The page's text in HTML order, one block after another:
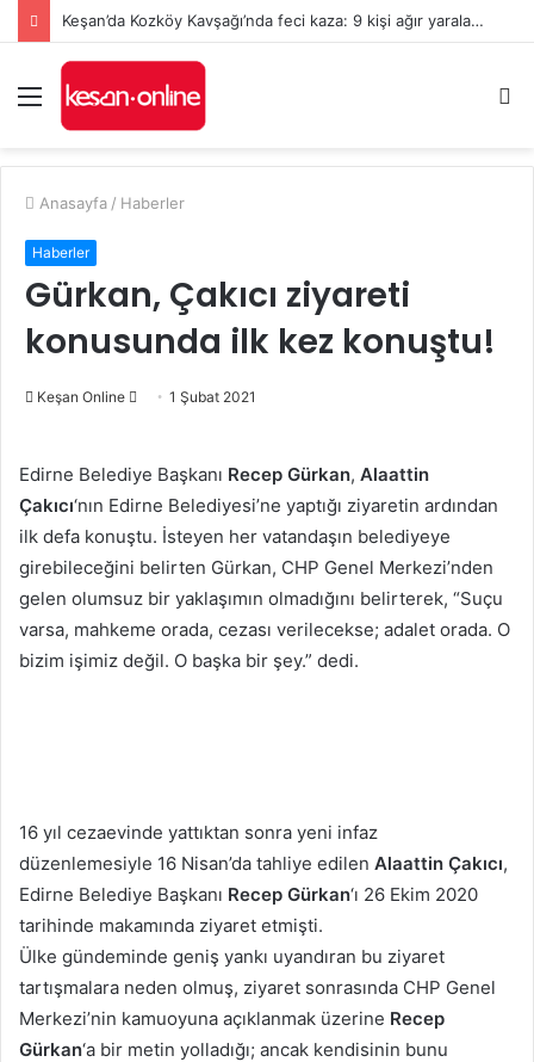
Keşan’da Kozköy Kavşağı’nda feci kaza: 9 kişi ağır yaralandı
Menü
...
Anasayfa / Haberler
Haberler
Gürkan, Çakıcı ziyareti
konusunda ilk kez konuştu!
Keşan Online
göndermek
1 Şubat 2021
Edirne Belediye Başkanı Recep Gürkan, Alaattin
Çakıcı‘nın Edirne Belediyesi’ne yaptığı ziyaretin ardından
ilk defa konuştu. İsteyen her vatandaşın belediyeye
girebileceğini belirten Gürkan, CHP Genel Merkezi’nden
gelen olumsuz bir yaklaşımın olmadığını belirterek, “Suçu
varsa, mahkeme orada, cezası verilecekse; adalet orada. O
bizim işimiz değil. O başka bir şey.” dedi.
16 yıl cezaevinde yattıktan sonra yeni infaz
düzenlemesiyle 16 Nisan’da tahliye edilen Alaattin Çakıcı,
Edirne Belediye Başkanı Recep Gürkan‘ı 26 Ekim 2020
tarihinde makamında ziyaret etmişti.
Ülke gündeminde geniş yankı uyandıran bu ziyaret
tartışmalara neden olmuş, ziyaret sonrasında CHP Genel
Merkezi’nin kamuoyuna açıklanmak üzerine Recep
Gürkan‘a bir metin yolladığı; ancak kendisinin bunu